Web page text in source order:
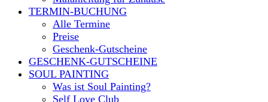
TERMIN-BUCHUNG
Alle Termine
Preise
Geschenk-Gutscheine
GESCHENK-GUTSCHEINE
SOUL PAINTING
Was ist Soul Painting?
Self Love Club